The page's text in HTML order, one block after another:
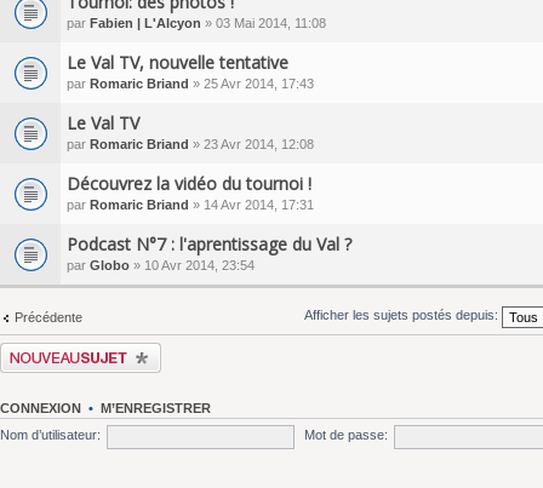
par Fabien | L'Alcyon » 03 Mai 2014, 11:08
Le Val TV, nouvelle tentative
par Romaric Briand » 25 Avr 2014, 17:43
Le Val TV
par Romaric Briand » 23 Avr 2014, 12:08
Découvrez la vidéo du tournoi !
par Romaric Briand » 14 Avr 2014, 17:31
Podcast N°7 : l'aprentissage du Val ?
par Globo » 10 Avr 2014, 23:54
Précédente Afficher les sujets postés depuis:
Écrire un nouveau sujet
CONNEXION • M’ENREGISTRER
Nom d’utilisateur:
Mot de passe: